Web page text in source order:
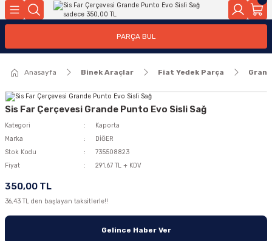
Geri Dön
Geri Dön
PARÇA BUL
Anasayfa Binek Araçlar Fiat Yedek Parça
Sis Far Çerçevesi Grande Punto Evo Sisli Sağ
Kategori
Kaporta
Marka
DİĞER
Stok Kodu
735508823
Fiyat
291,67 TL + KDV
350,00 TL
36,43 TL den başlayan taksitlerle!!
Gelince Haber Ver